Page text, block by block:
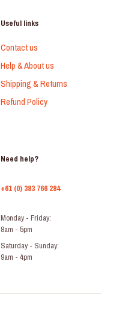
Useful links
Contact us
Help & About us
Shipping & Returns
Refund Policy
Need help?
+61 (0) 383 766 284
Monday - Friday:
8am - 5pm
Saturday - Sunday:
9am - 4pm